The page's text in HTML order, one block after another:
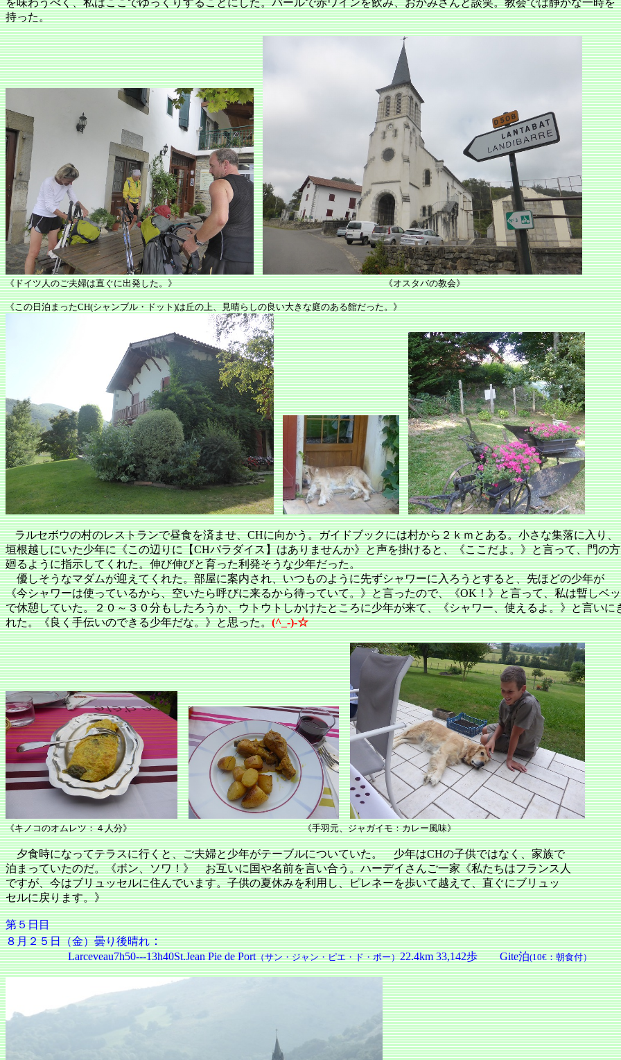
を味わうべく、私はここでゆっくりすることにした。バールで赤ワインを飲み、おかみさんと談笑。教会では静かな一時を
持った。
《ドイツ人のご夫婦は直ぐに出発した。》 《オスタバの教会》
《この日泊まったCH(シャンブル・ドット)は丘の上、見晴らしの良い大きな庭のある館だった。》
ラルセボウの村のレストランで昼食を済ませ、CHに向かう。ガイドブックには村から２ｋｍとある。小さな集落に入り、
垣根越しにいた少年に《この辺りに【CHパラダイス】はありませんか》と声を掛けると、《ここだよ。》と言って、門の
廻るように指示してくれた。伸び伸びと育った利発そうな少年だった。
優しそうなマダムが迎えてくれた。部屋に案内され、いつものように先ずシャワーに入ろうとすると、先ほどの少年が
《今シャワーは使っているから、空いたら呼びに来るから待っていて。》と言ったので、《OK！》と言って、私は暫しベ
で休憩していた。２０～３０分もしたろうか、ウトウトしかけたところに少年が来て、《シャワー、使えるよ。》と言いに
れた。《良く手伝いのできる少年だな。》と思った。(^_-)-☆
《キノコのオムレツ：４人分》 《手羽元、ジャガイモ：カレー風味》
夕食時になってテラスに行くと、ご夫婦と少年がテーブルについていた。 少年はCHの子供ではなく、家族で
泊まっていたのだ。《ボン、ソワ！》 お互いに国や名前を言い合う。ハーデイさんご一家《私たちはフランス人
ですが、今はブリュッセルに住んでいます。子供の夏休みを利用し、ピレネーを歩いて越えて、直ぐにブリュッ
セルに戻ります。》
第５日目
８月２５日（金）曇り後晴れ：
Larceveau7h50---13h40St.Jean Pie de Port（サン・ジャン・ピエ・ド・ポー）22.4km 33,142歩 Gite泊(10€：朝食付）